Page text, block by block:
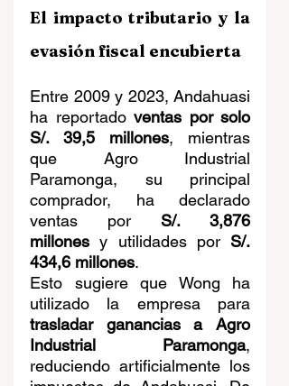
El impacto tributario y la
evasión fiscal encubierta
Entre 2009 y 2023, Andahuasi
ha reportado ventas por solo
S/. 39,5 millones, mientras
que Agro Industrial
Paramonga, su principal
comprador, ha declarado
ventas por S/. 3,876
millones y utilidades por S/.
434,6 millones.
Esto sugiere que Wong ha
trasladar ganancias a Agro
Industrial Paramonga,
reduciendo artificialmente los